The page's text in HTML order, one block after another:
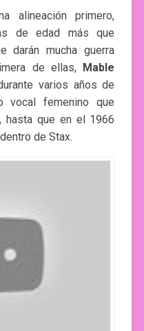
alineación primero,
de edad más que
darán mucha guerra
de ellas, Mable
varios años de
vocal femenino que
hasta que en el 1966
de Stax.